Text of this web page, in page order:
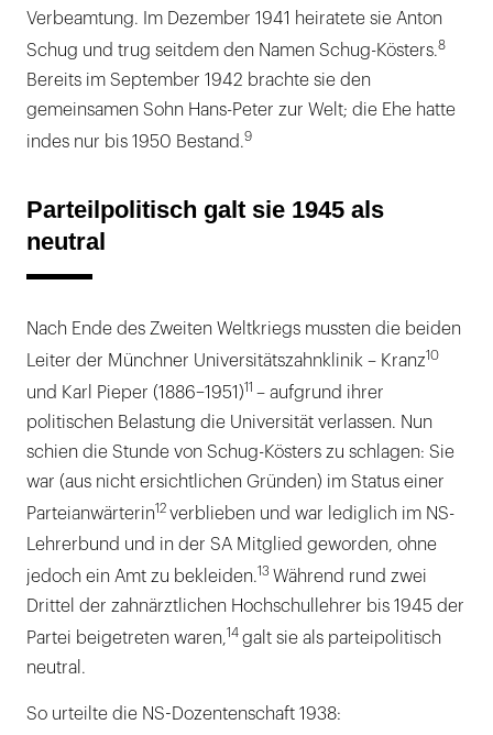
Verbeamtung. Im Dezember 1941 heiratete sie Anton
Schug und trug seitdem den Namen Schug-Kösters.8
Bereits im September 1942 brachte sie den
gemeinsamen Sohn Hans-Peter zur Welt; die Ehe hatte
indes nur bis 1950 Bestand.9
Parteilpolitisch galt sie 1945 als
neutral
Nach Ende des Zweiten Weltkriegs mussten die beiden
Leiter der Münchner Universitätszahnklinik – Kranz10
und Karl Pieper (1886–1951)11 – aufgrund ihrer
politischen Belastung die Universität verlassen. Nun
schien die Stunde von Schug-Kösters zu schlagen: Sie
war (aus nicht ersichtlichen Gründen) im Status einer
Parteianwärterin12 verblieben und war lediglich im NS-
Lehrerbund und in der SA Mitglied geworden, ohne
jedoch ein Amt zu bekleiden.13 Während rund zwei
Drittel der zahnärztlichen Hochschullehrer bis 1945 der
Partei beigetreten waren,14 galt sie als parteipolitisch
neutral.
So urteilte die NS-Dozentenschaft 1938: